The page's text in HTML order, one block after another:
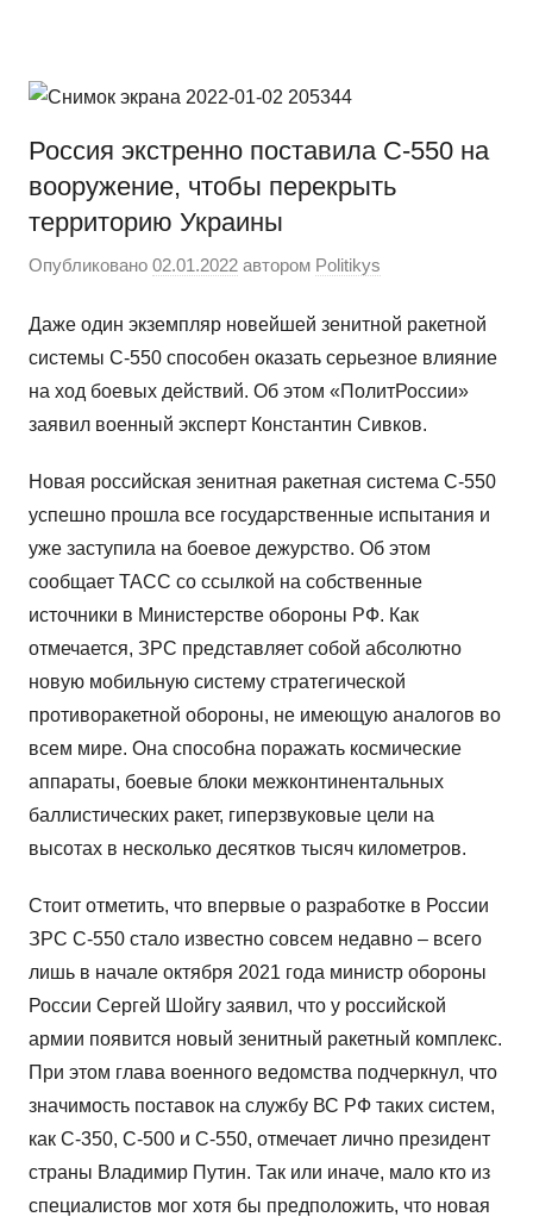
содержимому
сайт
WordPress
Россия экстренно поставила С-550 на
вооружение, чтобы перекрыть
территорию Украины
Опубликовано 02.01.2022 автором Politikys
Даже один экземпляр новейшей зенитной ракетной
системы С-550 способен оказать серьезное влияние
на ход боевых действий. Об этом «ПолитРоссии»
заявил военный эксперт Константин Сивков.
Новая российская зенитная ракетная система С-550
успешно прошла все государственные испытания и
уже заступила на боевое дежурство. Об этом
сообщает ТАСС со ссылкой на собственные
источники в Министерстве обороны РФ. Как
отмечается, ЗРС представляет собой абсолютно
новую мобильную систему стратегической
противоракетной обороны, не имеющую аналогов во
всем мире. Она способна поражать космические
аппараты, боевые блоки межконтинентальных
баллистических ракет, гиперзвуковые цели на
высотах в несколько десятков тысяч километров.
Стоит отметить, что впервые о разработке в России
ЗРС С-550 стало известно совсем недавно – всего
лишь в начале октября 2021 года министр обороны
России Сергей Шойгу заявил, что у российской
армии появится новый зенитный ракетный комплекс.
При этом глава военного ведомства подчеркнул, что
значимость поставок на службу ВС РФ таких систем,
как С-350, С-500 и С-550, отмечает лично президент
страны Владимир Путин. Так или иначе, мало кто из
специалистов мог хотя бы предположить, что новая